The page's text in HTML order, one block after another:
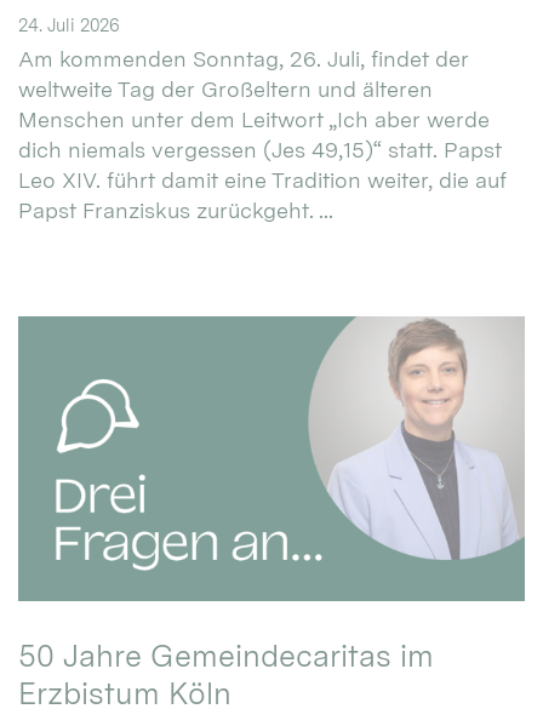
24. Juli 2026
Am kommenden Sonntag, 26. Juli, findet der
weltweite Tag der Großeltern und älteren
Menschen unter dem Leitwort „Ich aber werde
dich niemals vergessen (Jes 49,15)“ statt. Papst
Leo XIV. führt damit eine Tradition weiter, die auf
Papst Franziskus zurückgeht. ...
50 Jahre Gemeindecaritas im
Erzbistum Köln